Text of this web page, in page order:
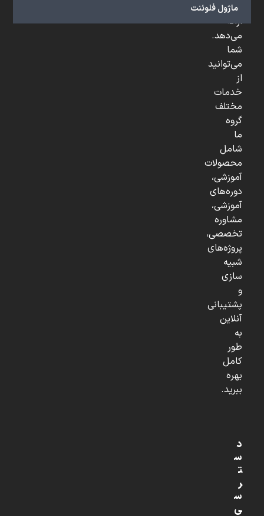
ماژول فلوئنت
...
ارائه
می‌دهد.
شما
می‌توانید
از
خدمات
مختلف
گروه
ما
شامل
محصولات
آموزشی،
دوره‌های
آموزشی،
مشاوره
تخصصی،
پروژه‌های
شبیه
سازی
و
پشتیبانی
آنلاین
به
طور
کامل
بهره
ببرید.
د
س
ت
ر
س
ی